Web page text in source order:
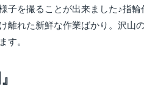
子を撮ることが出来ました♪指輪
離れた新鮮な作業ばかり。沢山
す。